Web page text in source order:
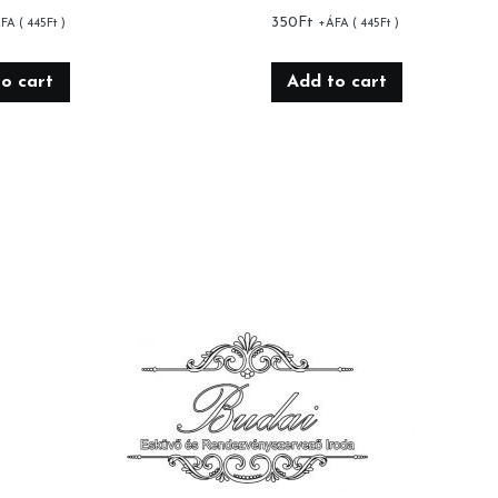
( 445 Ft)
cart
350 Ft +ÁFA ( 445 Ft)
Add to cart